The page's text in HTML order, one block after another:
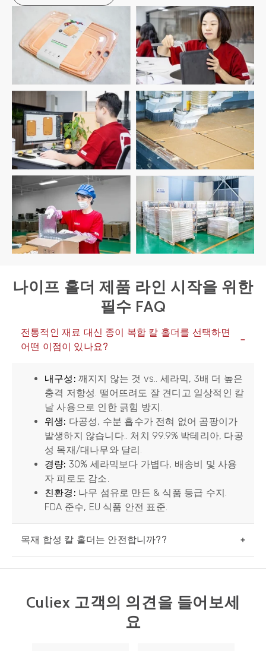
나이프 홀더 제품 라인 시작을 위한
필수 FAQ
전통적인 재료 대신 종이 복합 칼 홀더를 선택하면
어떤 이점이 있나요?
내구성: 깨지지 않는 것 vs.. 세라믹, 3배 더 높은
충격 저항성. 떨어뜨려도 잘 견디고 일상적인 칼
날 사용으로 인한 긁힘 방지.
위생: 다공성, 수분 흡수가 전혀 없어 곰팡이가
발생하지 않습니다.. 처치 99.9% 박테리아, 다공
성 목재/대나무와 달리.
경량: 30% 세라믹보다 가볍다, 배송비 및 사용
자 피로도 감소.
친환경: 나무 섬유로 만든 & 식품 등급 수지.
FDA 준수, EU 식품 안전 표준.
목재 합성 칼 홀더는 안전합니까??
Culiex 고객의 의견을 들어보세
요